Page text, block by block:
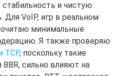
и чистую
Для VoIP, игр в реальном
минимальные
Я также проверяю
TCP, поскольку такие
BBR, сильно влияют на